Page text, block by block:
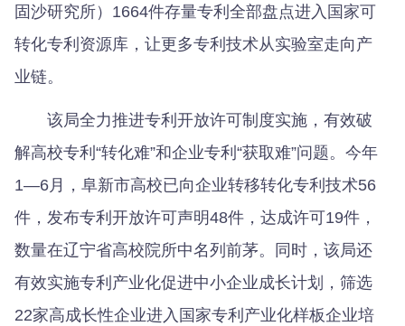
固沙研究所）1664件存量专利全部盘点进入国家可
转化专利资源库，让更多专利技术从实验室走向产
业链。
该局全力推进专利开放许可制度实施，有效破
解高校专利“转化难”和企业专利“获取难”问题。今年
1—6月，阜新市高校已向企业转移转化专利技术56
件，发布专利开放许可声明48件，达成许可19件，
数量在辽宁省高校院所中名列前茅。同时，该局还
有效实施专利产业化促进中小企业成长计划，筛选
22家高成长性企业进入国家专利产业化样板企业培